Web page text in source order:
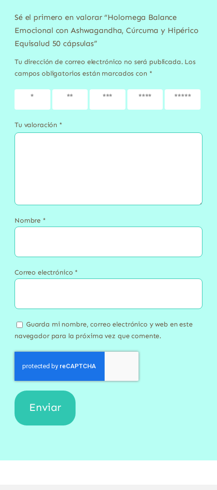
Sé el primero en valorar “Holomega Balance
Emocional con Ashwagandha, Cúrcuma y Hipérico
Equisalud 50 cápsulas”
Tu dirección de correo electrónico no será publicada. Los
campos obligatorios están marcados con *
1 de 5
2 de 5
3 de 5
4 de 5
5 de 5
Tu valoración *
Nombre *
Correo electrónico *
Guarda mi nombre, correo electrónico y web en este
navegador para la próxima vez que comente.